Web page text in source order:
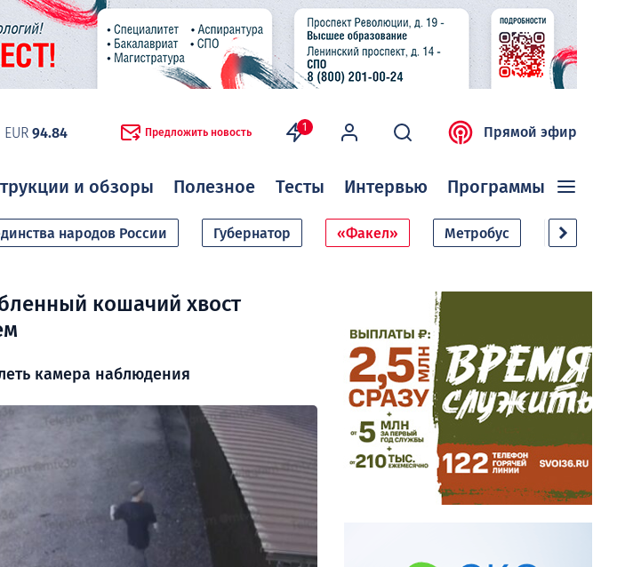
EUR 94.84 Предложить новость 1 Прямой эфир
и обзоры Полезное Тесты Интервью Программы
народов России Губернатор «Факел» Метробус Дачный
кошачий хвост
камера наблюдения